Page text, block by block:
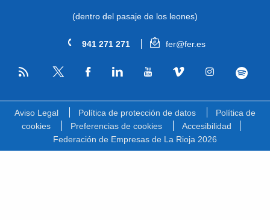
(dentro del pasaje de los leones)
941 271 271 fer@fer.es
RSS
Aviso Legal Política de protección de datos
Política de
cookies
Preferencias de cookies
Accesibilidad
Federación de Empresas de La Rioja 2026